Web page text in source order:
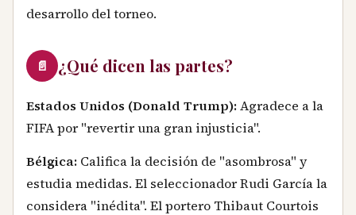
desarrollo del torneo.
📄 ¿Qué dicen las partes?
Estados Unidos (Donald Trump):Agradece a la
FIFA por "revertir una gran injusticia".
Bélgica: Califica la decisión de "asombrosa" y
estudia medidas. El seleccionador Rudi García la
considera "inédita". El portero Thibaut Courtois